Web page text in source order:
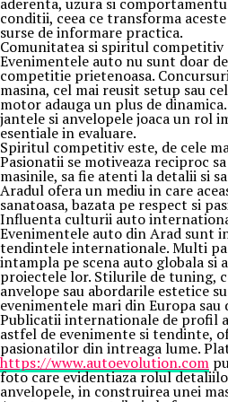
conditii, ceea ce transforma
surse de informare practica.
Comunitatea si spiritul competitiv
Evenimentele auto nu sunt doar
competitie prietenoasa.
masina, cel mai reusit setup sau
motor adauga un plus de
jantele si anvelopele joaca un rol
esentiale in evaluare.
Spiritul competitiv este, de cele
Pasionatii se motiveaza reciproc
masinile, sa fie atenti la detalii si
Aradul ofera un mediu in care
sanatoasa, bazata pe respect si
Influenta culturii auto
Evenimentele auto din Arad sunt
tendintele internationale. Multi
intampla pe scena auto globala si
proiectele lor. Stilurile de tuning,
anvelope sau abordarile estetice
evenimentele mari din Europa sau
Publicatii internationale de profil
astfel de evenimente si tendinte,
pasionatilor din intreaga lume.
https://www.autoevolution.com
foto care evidentiaza rolul
anvelopele, in construirea unei